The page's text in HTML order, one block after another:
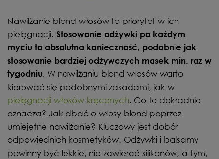
Nawilżanie blond włosów to priorytet w ich
pielęgnacji. Stosowanie odżywki po każdym
myciu to absolutna konieczność, podobnie jak
stosowanie bardziej odżywczych masek min. raz w
tygodniu.
W nawilżaniu blond włosów warto
kierować się podobnymi zasadami, jak w
pielęgnacji włosów kręconych. Co to dokładnie
oznacza? Jak dbać o włosy blond poprzez
umiejętne nawilżanie? Kluczowy jest dobór
odpowiednich kosmetyków. Odżywki i balsamy
powinny być lekkie, nie zawierać silikonów, a tym,